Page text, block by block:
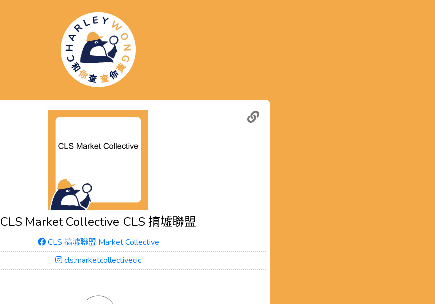
CLS Market Collective CLS 搞墟聯盟
CLS 搞墟聯盟 Market Collective
cls.marketcollectivecic